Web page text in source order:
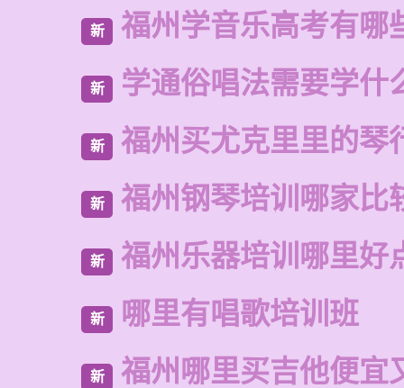
新 福州学音乐高考有哪
新 学通俗唱法需要学什
新 福州买尤克里里的琴
新 福州钢琴培训哪家比
新 福州乐器培训哪里好
新 哪里有唱歌培训班
新 福州哪里买吉他便宜